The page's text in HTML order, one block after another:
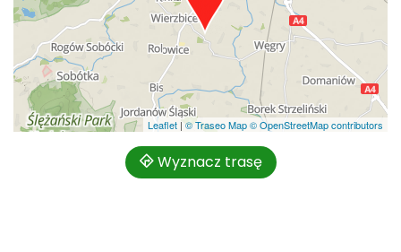
Leaflet | © Traseo Map© OpenStreetMap contributors
Wyznacz trasę